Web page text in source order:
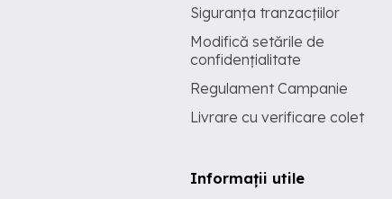
Siguranța tranzacțiilor
Modifică setările de
confidențialitate
Regulament Campanie
Livrare cu verificare colet
Informații utile